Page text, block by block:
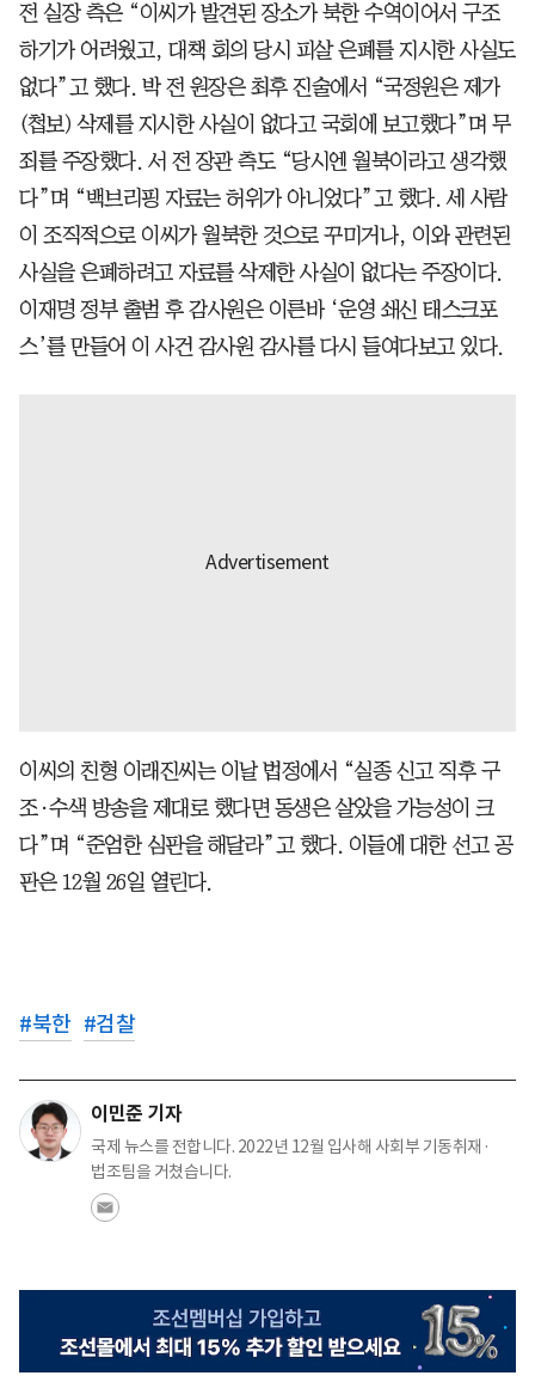
전 실장 측은 “이씨가 발견된 장소가 북한 수역이어서 구조
하기가 어려웠고, 대책 회의 당시 피살 은폐를 지시한 사실도
없다”고 했다. 박 전 원장은 최후 진술에서 “국정원은 제가
(첩보) 삭제를 지시한 사실이 없다고 국회에 보고했다”며 무
죄를 주장했다. 서 전 장관 측도 “당시엔 월북이라고 생각했
다”며 “백브리핑 자료는 허위가 아니었다”고 했다. 세 사람
이 조직적으로 이씨가 월북한 것으로 꾸미거나, 이와 관련된
사실을 은폐하려고 자료를 삭제한 사실이 없다는 주장이다.
이재명 정부 출범 후 감사원은 이른바 ‘운영 쇄신 태스크포
스’를 만들어 이 사건 감사원 감사를 다시 들여다보고 있다.
이씨의 친형 이래진씨는 이날 법정에서 “실종 신고 직후 구
조·수색 방송을 제대로 했다면 동생은 살았을 가능성이 크
다”며 “준엄한 심판을 해달라”고 했다. 이들에 대한 선고 공
판은 12월 26일 열린다.
#북한 #검찰
이민준 기자
국제 뉴스를 전합니다. 2022년 12월 입사해 사회부 기동취재·
법조팀을 거쳤습니다.